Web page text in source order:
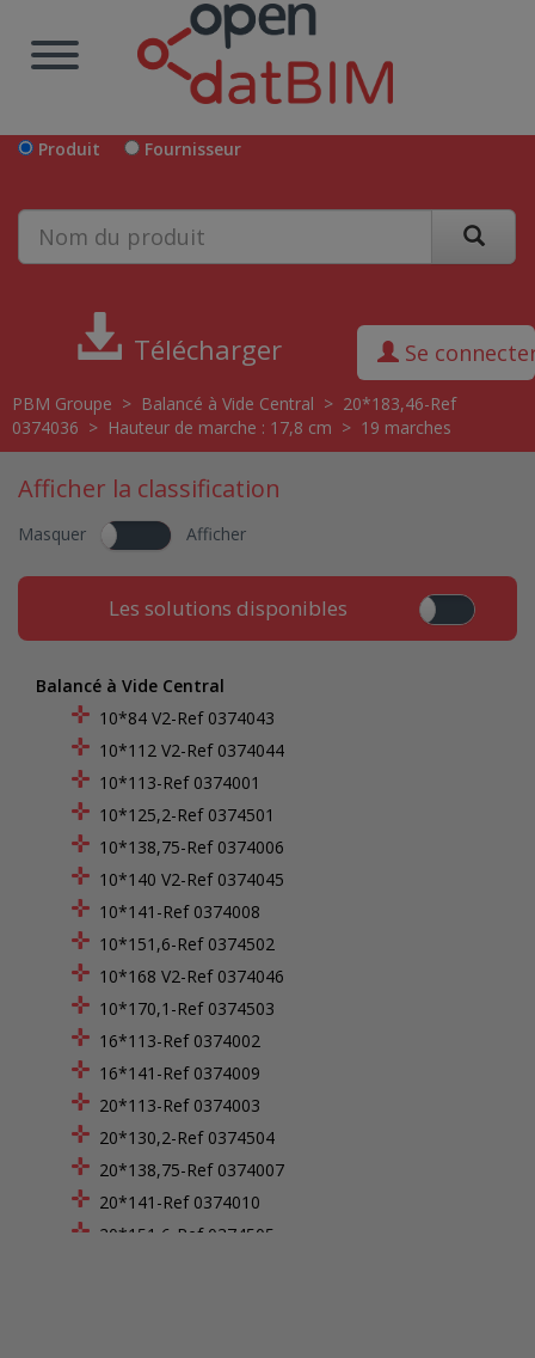
Produit Fournisseur
Télécharger Se
PBM Groupe > Balancé à Vide Central > 20*183,46-Ref
0374036 > Hauteur de marche : 17,8 cm > 19 marches
Afficher la classification
Masquer Afficher
Les solutions disponibles
Balancé à Vide Central
10*84 V2-Ref 0374043
10*112 V2-Ref 0374044
10*113-Ref 0374001
10*125,2-Ref 0374501
10*138,75-Ref 0374006
10*140 V2-Ref 0374045
10*141-Ref 0374008
10*151,6-Ref 0374502
10*168 V2-Ref 0374046
10*170,1-Ref 0374503
16*113-Ref 0374002
16*141-Ref 0374009
20*113-Ref 0374003
20*130,2-Ref 0374504
20*138,75-Ref 0374007
20*141-Ref 0374010
20*151,6-Ref 0374505